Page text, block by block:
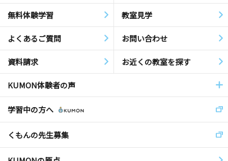
無料体験学習 教室見学
よくあるご質問 お問い合わせ
資料請求 お近くの教室を探す
KUMON体験者の声
学習中の方へ
くもんの先生募集